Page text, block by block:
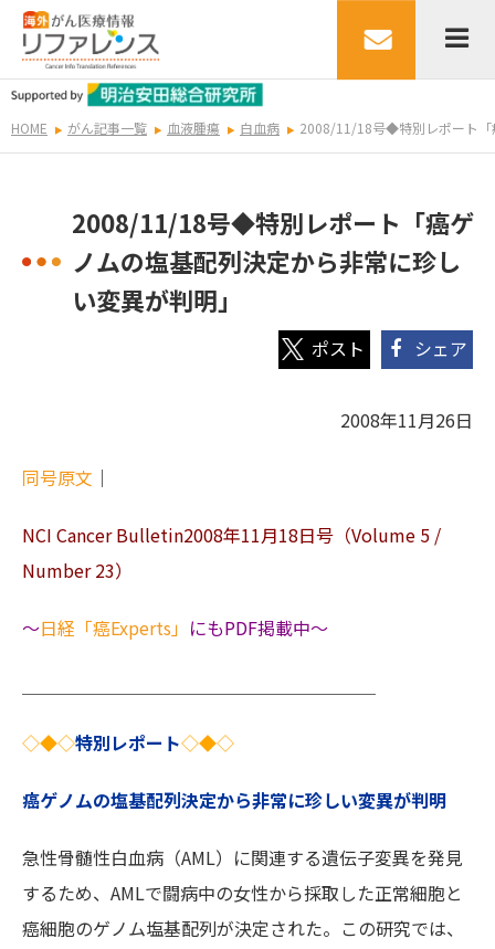
HOME がん記事一覧 血液腫瘍 白血病 2008/11/18号◆特別レポート「
2008/11/18号◆特別レポート「癌ゲ
ノムの塩基配列決定から非常に珍し
い変異が判明」
シェア
2008年11月26日
同号原文 ｜
NCI Cancer Bulletin2008年11月18日号（Volume 5 /
Number 23）
～日経「癌Experts」 にもPDF掲載中～
◇◆◇特別レポート◇◆◇
癌ゲノムの塩基配列決定から非常に珍しい変異が判明
急性骨髄性白血病（AML）に関連する遺伝子変異を発見
するため、AMLで闘病中の女性から採取した正常細胞と
癌細胞のゲノム塩基配列が決定された。この研究では、